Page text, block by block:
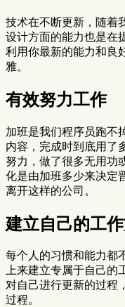
技术在不断更新，随着
设计方面的能力也是在
利用你最新的能力和良
雅。
有效努力工作
加班是我们程序员跑不
内容，完成时到底用了
努力，做了很多无用功
化是由加班多少来决定
离开这样的公司。
建立自己的工
每个人的习惯和能力都
上来建立专属于自己的
对自己进行更新的过程
过程。